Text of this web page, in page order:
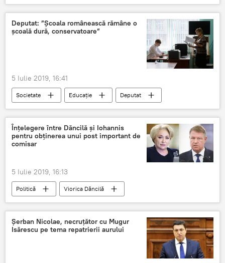
avocatul poporului statul paralel
Deputat: ”Școala românească rămâne o
școală dură, conservatoare”
5 Iulie 2019, 16:41
Societate Educație
Deputat
școala românească
Înțelegere între Dăncilă și Iohannis
pentru obținerea unui post important de
comisar
5 Iulie 2019, 16:13
Politică
Viorica Dăncilă
Klaus Iohannis
Uniunea Europeană
Comisia Europeană
Șerban Nicolae, necruțător cu Mugur
Isărescu pe tema repatrierii aurului